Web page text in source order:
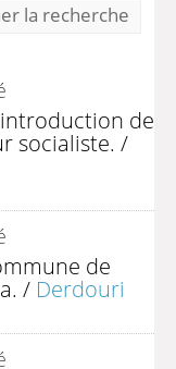
la recherche
de
socialiste. /
de
/ Derdouri